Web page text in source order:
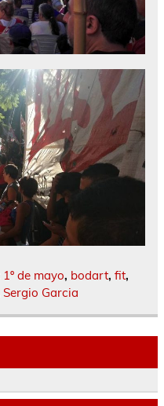
1º de mayo, bodart, fit,
Sergio Garcia